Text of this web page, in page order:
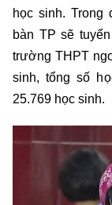
học sinh. Trong
bàn TP sẽ
trường THPT
sinh, tổng số
25.769 học sinh.